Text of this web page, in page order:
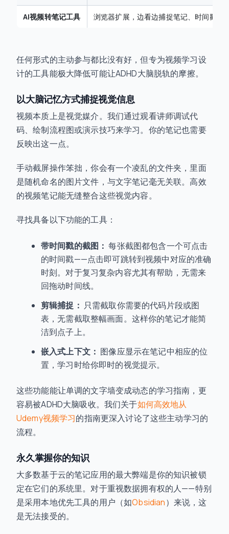
AI视频转笔记工具 浏览器扩展，边看边捕捉笔记、时间戳和
任何形式的主动参与都比没有好，但专为视频学习设
计的工具能极大降低可能让ADHD大脑脱轨的摩擦。
以大脑记忆方式捕捉视觉信息
视频本质上是视觉媒介。我们通过观看讲师调试代
码、绘制流程图或演示技巧来学习。你的笔记也需要
反映出这一点。
手动截屏操作笨拙，你会有一个凌乱的文件夹，里面
是随机命名的图片文件，与文字笔记毫无关联。高效
的视频笔记能无缝整合这些视觉内容。
寻找具备以下功能的工具：
带时间戳的截图： 每张截图都包含一个可点击
的时间戳——点击即可跳转到视频中对应的准确
时刻。对于复习复杂内容尤其有帮助，无需来
回拖动时间线。
剪辑捕捉： 只需截取你需要的代码片段或图
表，无需截取整幅画面。这样你的笔记才能简
洁到点子上。
嵌入式上下文： 图像应显示在笔记中相应的位
置，学习时给你即时的视觉提示。
这些功能能让单调的文字墙变成动态的学习指南，更
容易被ADHD大脑吸收。我们关于如何高效地从
Udemy视频学习的指南更深入讨论了这些主动学习的
流程。
永久掌握你的知识
大多数基于云的笔记应用的最大弊端是你的知识被锁
定在它们的系统里。对于重视数据拥有权的人——特别
是采用本地优先工具的用户（如Obsidian）来说，这
是无法接受的。